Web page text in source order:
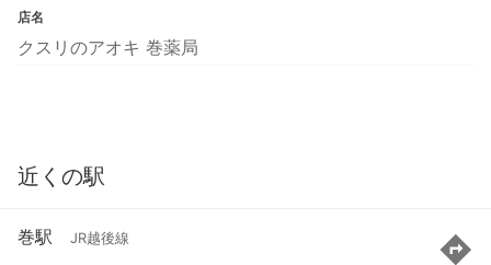
店名
クスリのアオキ 巻薬局
近くの駅
巻駅 JR越後線